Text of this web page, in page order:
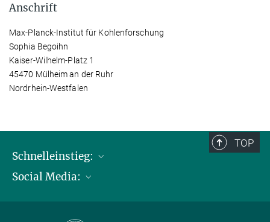
Anschrift
Max-Planck-Institut für Kohlenforschung
Sophia Begoihn
Kaiser-Wilhelm-Platz 1
45470 Mülheim an der Ruhr
Nordrhein-Westfalen
TOP
Schnelleinstieg:
Publikationen
Kontakt und Anfahrtsbeschreibung
Social Media: